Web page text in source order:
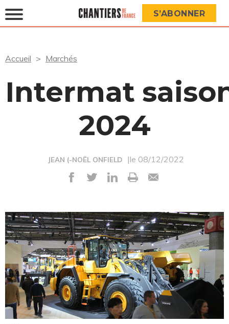
S’ABONNER
Accueil Marchés
Intermat
2024
JEAN (-NOËL ONFIELD |le 08/12/2022